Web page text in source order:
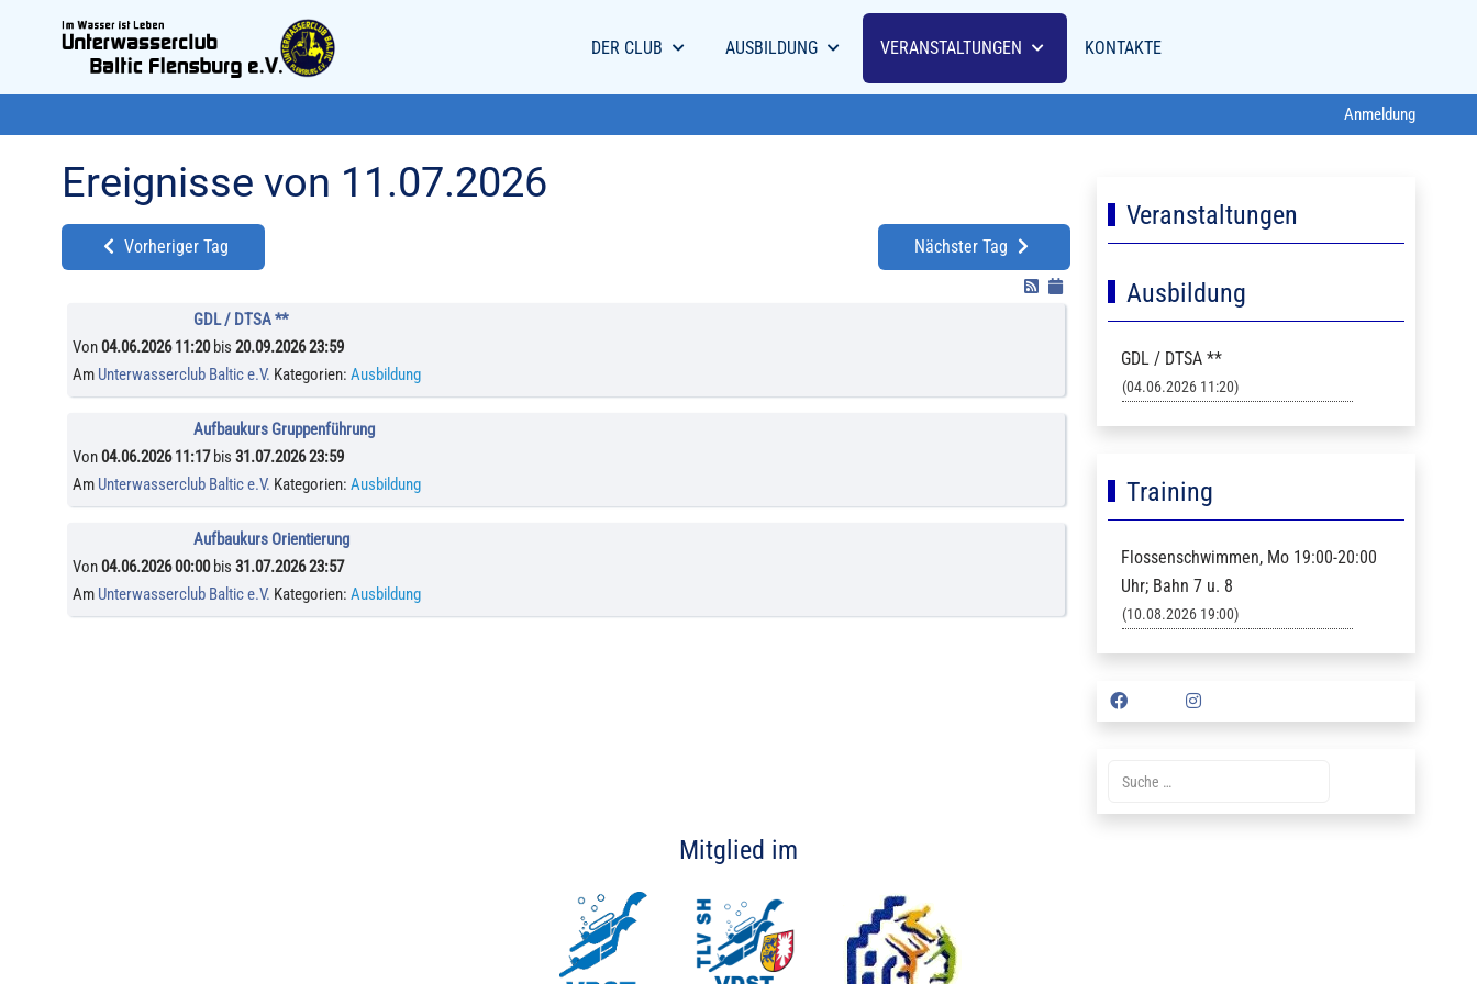
DER CLUB AUSBILDUNG VERANSTALTUNGEN KONTAKTE
Anmeldung
Ereignisse von 11.07.2026
Vorheriger Tag Nächster Tag
GDL / DTSA **
Von04.06.2026 11:20 bis 20.09.2026 23:59
Am Unterwasserclub Baltic e.V. Kategorien: Ausbildung
Aufbaukurs Gruppenführung
Von04.06.2026 11:17 bis 31.07.2026 23:59
Am Unterwasserclub Baltic e.V. Kategorien: Ausbildung
Aufbaukurs Orientierung
Von04.06.2026 00:00 bis 31.07.2026 23:57
Am Unterwasserclub Baltic e.V. Kategorien: Ausbildung
Veranstaltungen
Ausbildung
GDL / DTSA **
(04.06.2026 11:20)
Training
Flossenschwimmen, Mo 19:00-20:00
Uhr; Bahn 7 u. 8
(10.08.2026 19:00)
Suche
Mitglied im